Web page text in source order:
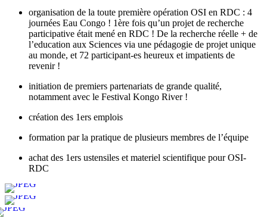
organisation de la toute première opération OSI en RDC : 4
journées Eau Congo ! 1ère fois qu’un projet de recherche
participative était mené en RDC ! De la recherche réelle + de
l’education aux Sciences via une pédagogie de projet unique
au monde, et 72 participant-es heureux et impatients de
revenir !
initiation de premiers partenariats de grande qualité,
notamment avec le Festival Kongo River !
création des 1ers emplois
formation par la pratique de plusieurs membres de l’équipe
achat des 1ers ustensiles et materiel scientifique pour OSI-
RDC